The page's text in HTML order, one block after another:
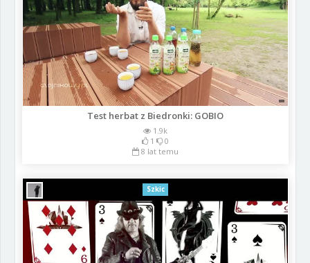
Test herbat z Biedronki: GOBIO
1.9k
1
0
8 lat temu
Szkic